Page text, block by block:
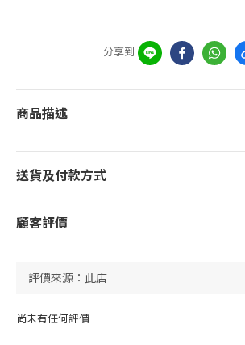
分享到
商品描述
送貨及付款方式
顧客評價
尚未有任何評價